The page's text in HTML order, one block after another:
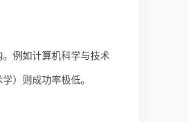
例如计算机科学与技术
）则成功率极低。